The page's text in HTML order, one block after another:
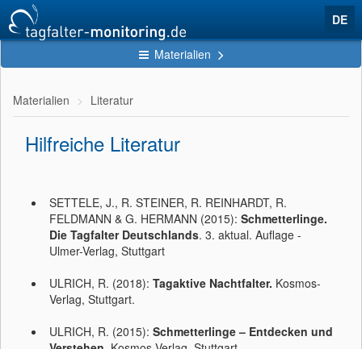
DE
Materialien
Materialien Literatur
Hilfreiche Literatur
SETTELE, J., R. STEINER, R. REINHARDT, R.
FELDMANN & G. HERMANN (2015): Schmetterlinge.
Die Tagfalter Deutschlands. 3. aktual. Auflage -
Ulmer-Verlag, Stuttgart
ULRICH, R. (2018): Tagaktive Nachtfalter. Kosmos-
Verlag, Stuttgart.
ULRICH, R. (2015): Schmetterlinge – Entdecken und